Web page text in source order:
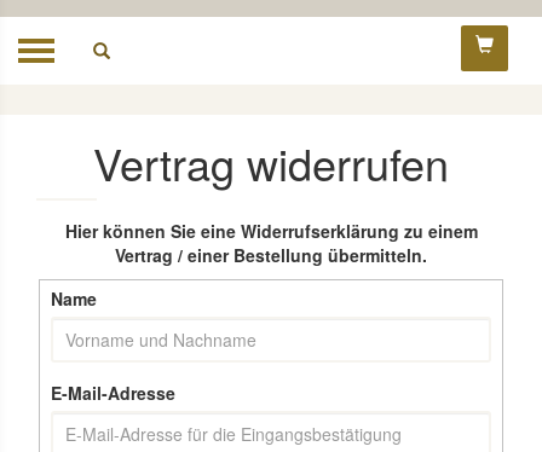
Toggle
Vertrag widerrufen
Hier können Sie eine Widerrufserklärung zu einem
Vertrag / einer Bestellung übermitteln.
Name
E-Mail-Adresse